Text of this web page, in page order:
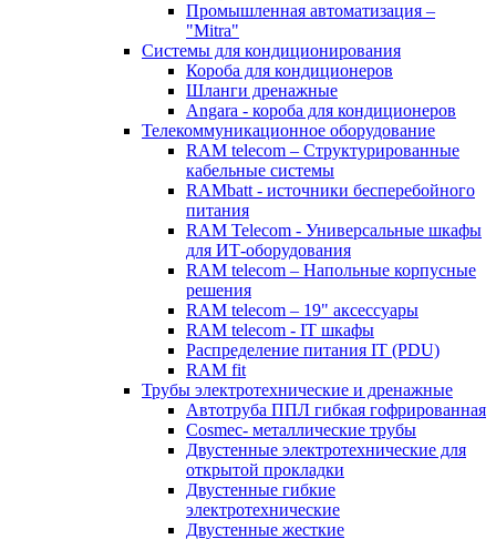
Промышленная автоматизация –
"Mitra"
Системы для кондиционирования
Короба для кондиционеров
Шланги дренажные
Angara - короба для кондиционеров
Телекоммуникационное оборудование
RAM telecom – Структурированные
кабельные системы
RAMbatt - источники бесперебойного
питания
RAM Telecom - Универсальные шкафы
для ИТ-оборудования
RAM telecom – Напольные корпусные
решения
RAM telecom – 19" аксессуары
RAM telecom - IT шкафы
Распределение питания IT (PDU)
RAM fit
Трубы электротехнические и дренажные
Автотруба ППЛ гибкая гофрированная
Cosmec- металлические трубы
Двустенные электротехнические для
открытой прокладки
Двустенные гибкие
электротехнические
Двустенные жесткие